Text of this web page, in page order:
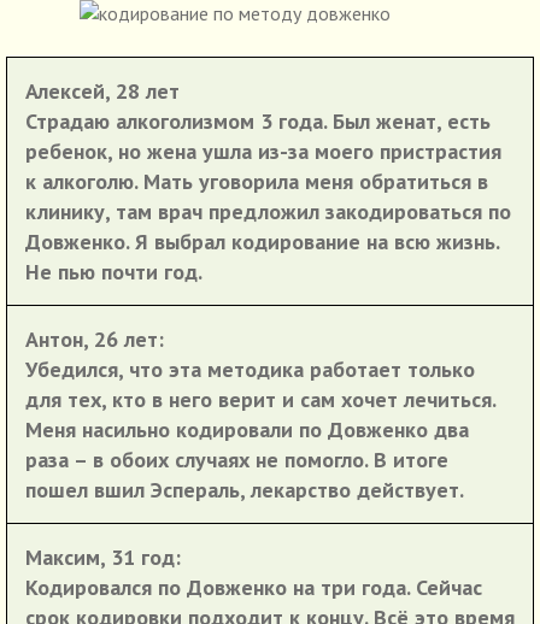
Алексей, 28 лет
Страдаю алкоголизмом 3 года. Был женат, есть
ребенок, но жена ушла из-за моего пристрастия
к алкоголю. Мать уговорила меня обратиться в
клинику, там врач предложил закодироваться по
Довженко. Я выбрал кодирование на всю жизнь.
Не пью почти год.
Антон, 26 лет:
Убедился, что эта методика работает только
для тех, кто в него верит и сам хочет лечиться.
Меня насильно кодировали по Довженко два
раза – в обоих случаях не помогло. В итоге
пошел вшил Эспераль, лекарство действует.
Максим, 31 год:
Кодировался по Довженко на три года. Сейчас
срок кодировки подходит к концу. Всё это время